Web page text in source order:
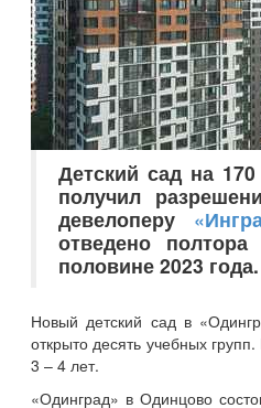
Детский сад на
получил
девелоперу
отведено
половине 2023 года.
Новый детский сад в
открыто десять учебных
3 – 4 лет.
«Одинград» в Одинцово